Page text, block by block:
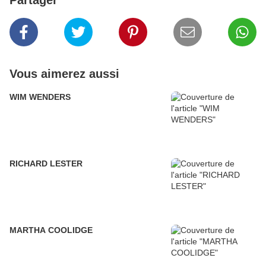
Vous aimerez aussi
WIM WENDERS
RICHARD LESTER
MARTHA COOLIDGE